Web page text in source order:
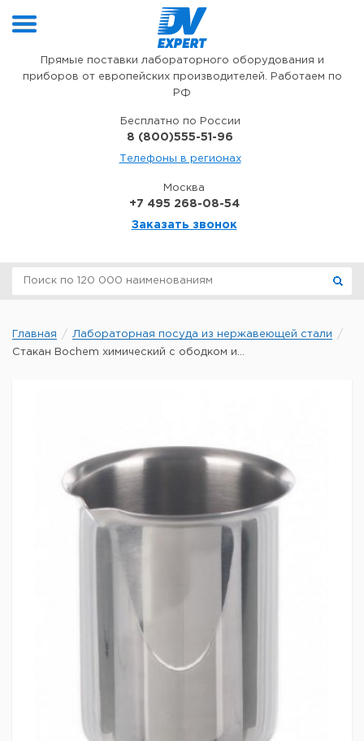
Прямые поставки лабораторного оборудования и
приборов от европейских производителей. Работаем по
РФ
Бесплатно по России
8 (800)555-51-96
Телефоны в регионах
Москва
+7 495 268-08-54
Заказать звонок
Главная
Лабораторная посуда из нержавеющей стали
Стакан Bochem химический с ободком и...